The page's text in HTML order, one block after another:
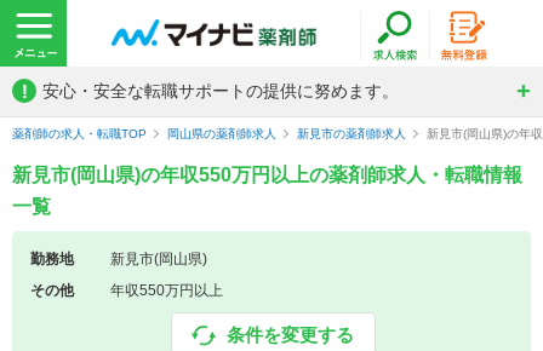
! 安心・安全な転職サポートの提供に努めます。
薬剤師の求人・転職TOP 岡山県の薬剤師求人 新見市の薬剤師求人 新見市(岡山県)の年
新見市(岡山県)の年収550万円以上の薬剤師求人・転職情報
一覧
勤務地
新見市(岡山県)
その他
年収550万円以上
条件を変更する